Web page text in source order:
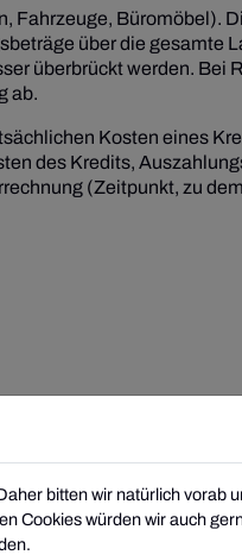
Büromöbel).
über die gesamte
überbrückt werden. Bei
ab.
Kosten eines
des Kredits,
(Zeitpunkt, zu
bitten wir natürlich vorab
Cookies würden wir auch